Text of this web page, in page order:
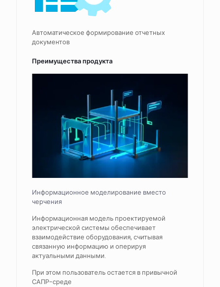
Автоматическое формирование отчетных
документов
Преимущества продукта
Информационное моделирование вместо
черчения
Информационная модель проектируемой
электрической системы обеспечивает
взаимодействие оборудования, считывая
связанную информацию и оперируя
актуальными данными.
При этом пользователь остается в привычной
САПР-среде